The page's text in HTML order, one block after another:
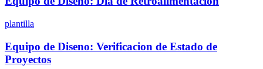
plantilla
Equipo de Diseno: Verificacion de Estado de
Proyectos